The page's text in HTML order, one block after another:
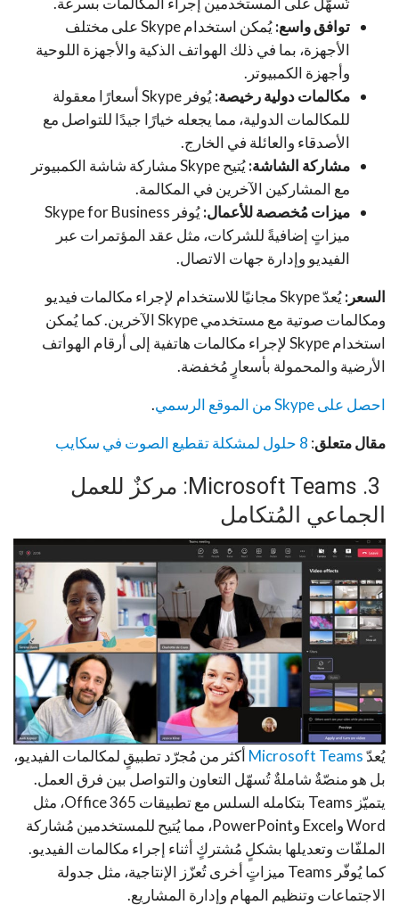
توافق واسع:
يُمكن استخدام Skype على مختلف
الأجهزة، بما في ذلك الهواتف الذكية والأجهزة اللوحية
وأجهزة الكمبيوتر.
مكالمات دولية رخيصة:
يُوفر Skype أسعارًا معقولة
للمكالمات الدولية، مما يجعله خيارًا جيدًا للتواصل مع
الأصدقاء والعائلة في الخارج.
مشاركة الشاشة:
يُتيح Skype مشاركة شاشة الكمبيوتر
مع المشاركين الآخرين في المكالمة.
ميزات مُخصصة للأعمال:
يُوفر Skype for Business
ميزاتٍ إضافيةً للشركات، مثل عقد المؤتمرات عبر
الفيديو وإدارة جهات الاتصال.
السعر:
يُعدّ Skype مجانيًا للاستخدام لإجراء مكالمات فيديو
ومكالمات صوتية مع مستخدمي Skype الآخرين. كما يُمكن
استخدام Skype لإجراء مكالمات هاتفية إلى أرقام الهواتف
الأرضية والمحمولة بأسعارٍ مُخفضة.
احصل على Skype من الموقع الرسمي .
مقال متعلق: 8 حلول لمشكلة تقطيع الصوت في سكايب
3. Microsoft Teams: مركزٌ للعمل
الجماعي المُتكامل
يُعدّMicrosoft Teams أكثر من مُجرّد تطبيقٍ لمكالمات الفيديو،
بل هو منصّةٌ شاملةٌ تُسهّل التعاون والتواصل بين فرق العمل.
يتميّز Teams بتكامله السلس مع تطبيقات Office 365، مثل
Word وExcel وPowerPoint، مما يُتيح للمستخدمين مُشاركة
الملفّات وتعديلها بشكلٍ مُشتركٍ أثناء إجراء مكالمات الفيديو.
كما يُوفّر Teams ميزاتٍ أخرى تُعزّز الإنتاجية، مثل جدولة
الاجتماعات وتنظيم المهام وإدارة المشاريع.